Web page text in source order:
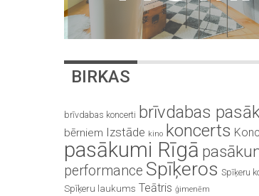
BIRKAS
brīvdabas koncerti brīvdabas
bērniem Izstāde kino koncerts
pasākumi Rīgā
performance Spīķeros Spīķeru
Spīķeru laukums Teātris ģimenēm